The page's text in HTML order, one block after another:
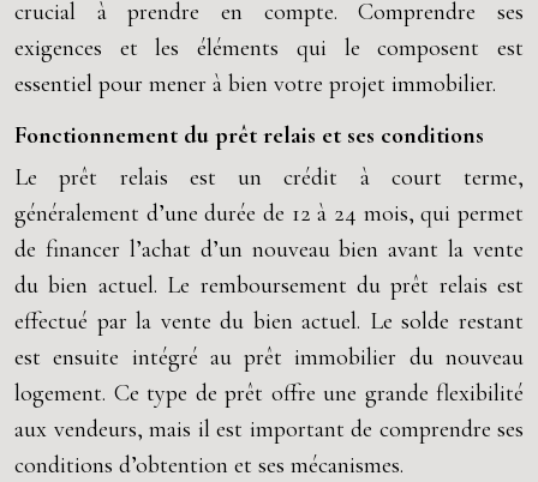
crucial à prendre en compte. Comprendre ses
exigences et les éléments qui le composent est
essentiel pour mener à bien votre projet immobilier.
Fonctionnement du prêt relais et ses conditions
Le prêt relais est un crédit à court terme,
généralement d’une durée de 12 à 24 mois, qui permet
de financer l’achat d’un nouveau bien avant la vente
du bien actuel. Le remboursement du prêt relais est
effectué par la vente du bien actuel. Le solde restant
est ensuite intégré au prêt immobilier du nouveau
logement. Ce type de prêt offre une grande flexibilité
aux vendeurs, mais il est important de comprendre ses
conditions d’obtention et ses mécanismes.